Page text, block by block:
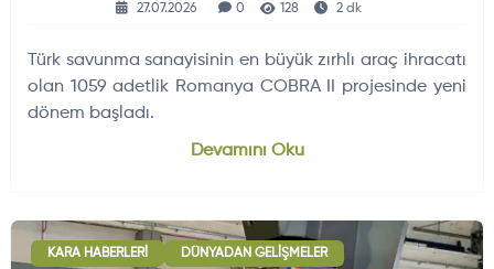
27.07.2026 0 128 2 dk
Türk savunma sanayisinin en büyük zırhlı araç ihracatı
olan 1059 adetlik Romanya COBRA II projesinde yeni
dönem başladı.
Devamını Oku
KARA HABERLERI DÜNYADAN GELIŞMELER
Dünyadan Gelişmeler